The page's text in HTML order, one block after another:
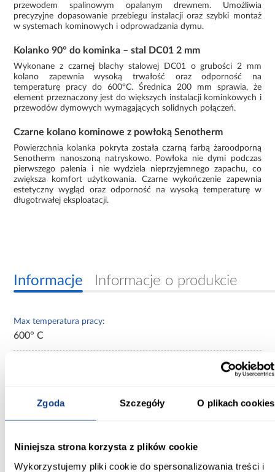
Zgoda Szczegóły O plikach cookies
Niniejsza strona korzysta z plików cookie
Wykorzystujemy pliki cookie do spersonalizowania treści i
przewodem spalinowym opalanym drewnem. Umożliwia
precyzyjne dopasowanie przebiegu instalacji oraz szybki montaż
w systemach kominowych i odprowadzania dymu.
Kolanko 90° do kominka – stal DC01 2 mm
Wykonane z czarnej blachy stalowej DC01 o grubości 2 mm
kolano zapewnia wysoką trwałość oraz odporność na
temperaturę pracy do 600°C. Średnica 200 mm sprawia, że
element przeznaczony jest do większych instalacji kominkowych i
przewodów dymowych wymagających solidnych połączeń.
Czarne kolano kominowe z powłoką Senotherm
Powierzchnia kolanka pokryta została czarną farbą żaroodporną
Senotherm nanoszoną natryskowo. Powłoka nie dymi podczas
pierwszego palenia i nie wydziela nieprzyjemnego zapachu, co
zwiększa komfort użytkowania. Czarne wykończenie zapewnia
estetyczny wygląd oraz odporność na wysoką temperaturę w
długotrwałej eksploatacji.
Informacje Informacje o produkcie
Max temperatura pracy:
600° C
Zastosowanie/przenaczenie:
Grubość blachy: